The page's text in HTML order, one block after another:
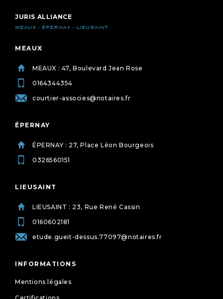
JURIS ALLIANCE
MEAUX - ÉPERNAY - LIEUSAINT
MEAUX
MEAUX : 47, Boulevard Jean Rose
0164344354
courtier-associes@notaires.fr
ÉPERNAY
ÉPERNAY : 27, Place Léon Bourgeois
0326560151
LIEUSAINT
LIEUSAINT : 23, Rue René Cassin
0160602181
etude.gueit-dessus.77097@notaires.fr
INFORMATIONS
Mentions légales